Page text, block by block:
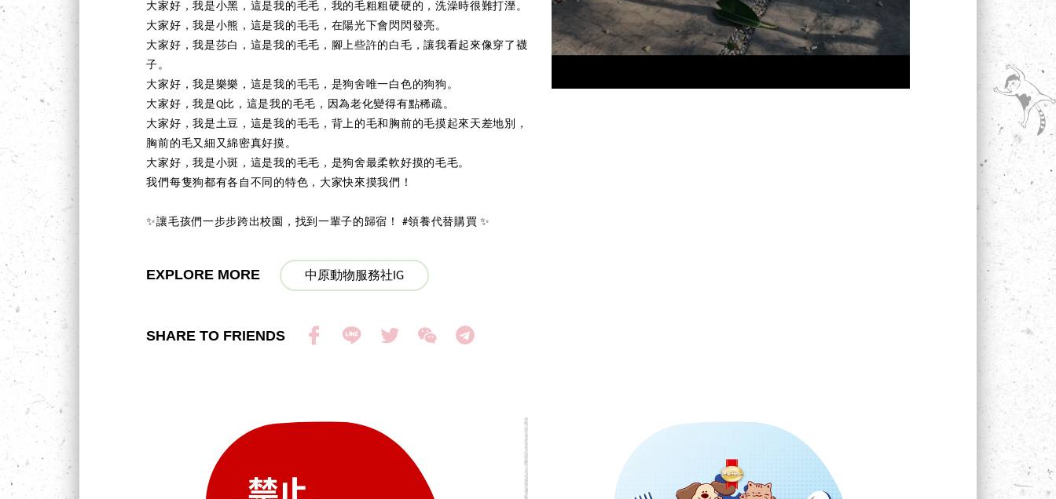
大家好，我是小黑，這是我的毛毛，我的毛粗粗硬硬的，洗澡時很難打溼。
大家好，我是小熊，這是我的毛毛，在陽光下會閃閃發亮。
大家好，我是莎白，這是我的毛毛，腳上些許的白毛，讓我看起來像穿了襪
子。
大家好，我是樂樂，這是我的毛毛，是狗舍唯一白色的狗狗。
大家好，我是Q比，這是我的毛毛，因為老化變得有點稀疏。
大家好，我是土豆，這是我的毛毛，背上的毛和胸前的毛摸起來天差地別，
胸前的毛又細又綿密真好摸。
大家好，我是小斑，這是我的毛毛，是狗舍最柔軟好摸的毛毛。
我們每隻狗都有各自不同的特色，大家快來摸我們！
✨讓毛孩們一步步跨出校園，找到一輩子的歸宿！ #領養代替購買 ✨
EXPLORE MORE 中原動物服務社IG
SHARE TO FRIENDS